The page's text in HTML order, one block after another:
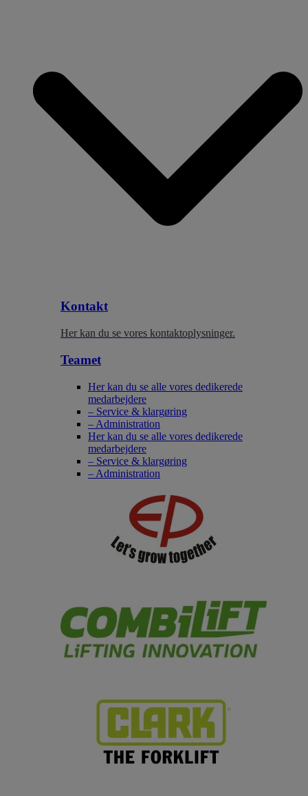
Kontakt
Her kan du se vores kontaktoplysninger.
Teamet
Her kan du se alle vores dedikerede
medarbejdere
– Service & klargøring
– Administration
Her kan du se alle vores dedikerede
medarbejdere
– Service & klargøring
– Administration